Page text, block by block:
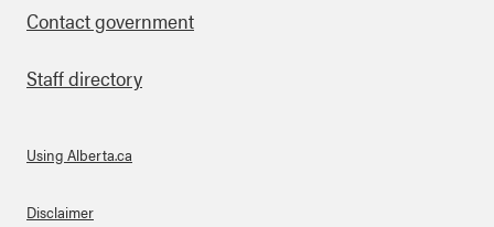
Contact government
Staff directory
Using Alberta.ca
Disclaimer